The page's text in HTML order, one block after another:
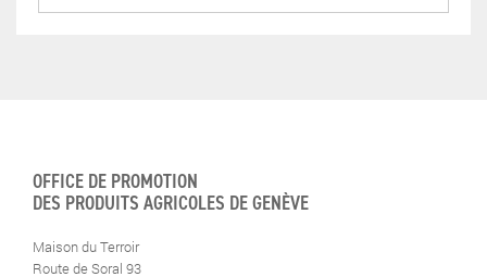
OFFICE DE PROMOTION
DES PRODUITS AGRICOLES DE GENÈVE
Maison du Terroir
Route de Soral 93